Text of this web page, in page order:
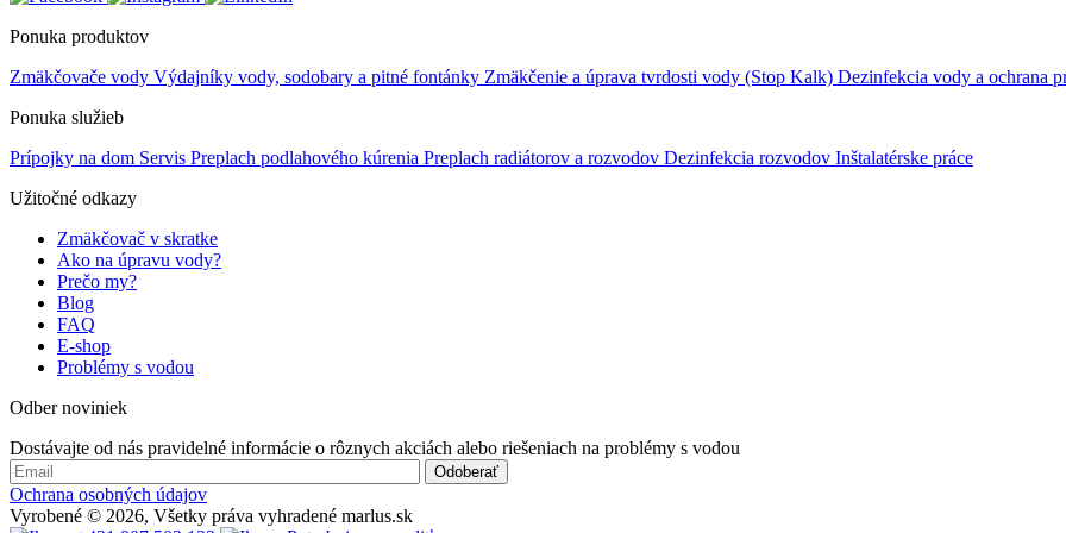
Ponuka produktov
Zmäkčovače vody Výdajníky vody, sodobary a pitné fontánky Zmäkčenie a úprava tvrdosti vody (Stop Kalk) Dezinfekcia vody a ochrana
Ponuka služieb
Prípojky na dom Servis Preplach podlahového kúrenia Preplach radiátorov a rozvodov Dezinfekcia rozvodov Inštalatérske práce
Užitočné odkazy
Zmäkčovač v skratke
Ako na úpravu vody?
Prečo my?
Blog
FAQ
E-shop
Problémy s vodou
Odber noviniek
Dostávajte od nás pravidelné informácie o rôznych akciách alebo riešeniach na problémy s vodou
Ochrana osobných údajov
Vyrobené © 2026, Všetky práva vyhradené marlus.sk